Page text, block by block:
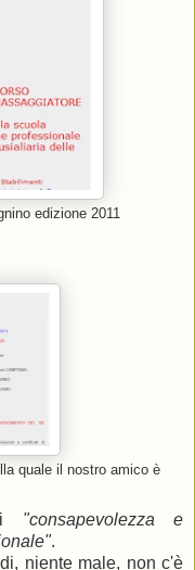
edizione 2011
quale il nostro amico è
"consapevolezza e
.
niente male, non c'è